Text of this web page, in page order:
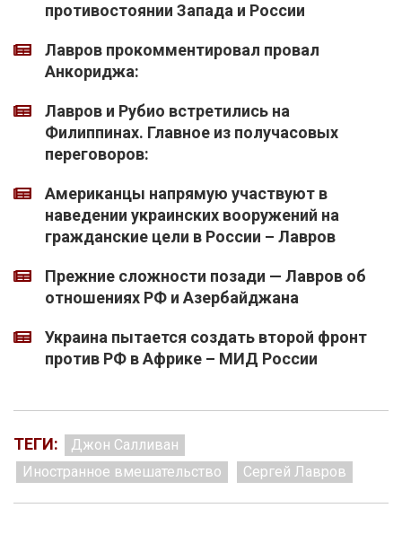
противостоянии Запада и России
Лавров прокомментировал провал
Анкориджа:
Лавров и Рубио встретились на
Филиппинах. Главное из получасовых
переговоров:
Американцы напрямую участвуют в
наведении украинских вооружений на
гражданские цели в России – Лавров
Прежние сложности позади — Лавров об
отношениях РФ и Азербайджана
Украина пытается создать второй фронт
против РФ в Африке – МИД России
ТЕГИ:
Джон Салливан
Иностранное вмешательство
Сергей Лавров